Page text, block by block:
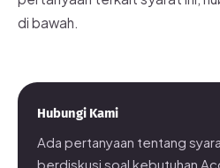
di bawah.
Hubungi Kami
Ada pertanyaan tentang
berdiskusi soal kebutuhan